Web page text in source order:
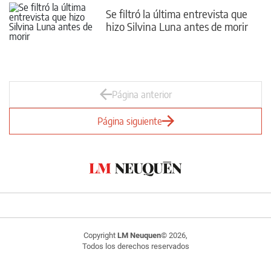
Se filtró la última entrevista que
hizo Silvina Luna antes de morir
Página anterior
Página siguiente
Copyright LM Neuquen© 2026,
Todos los derechos reservados